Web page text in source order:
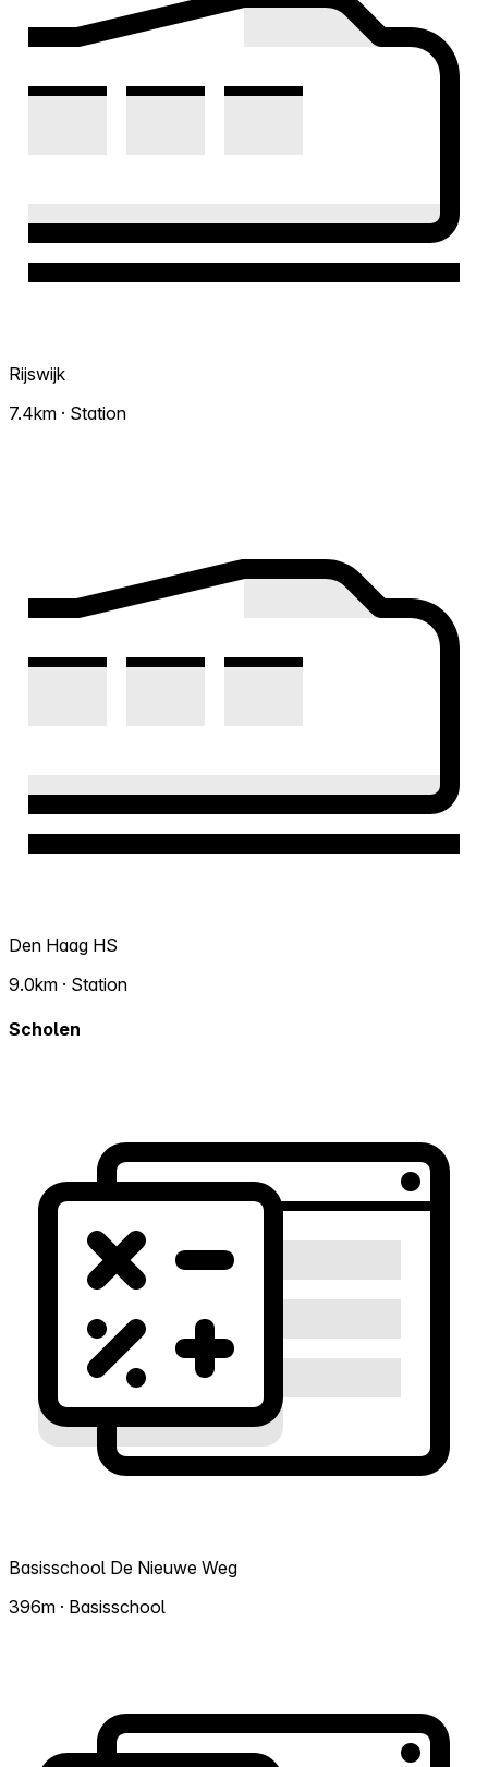
Rijswijk
7.4km · Station
Den Haag HS
9.0km · Station
Scholen
Basisschool De Nieuwe Weg
396m · Basisschool